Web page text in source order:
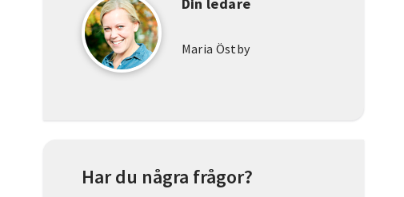
Din ledare
Maria Östby
Har du några frågor?